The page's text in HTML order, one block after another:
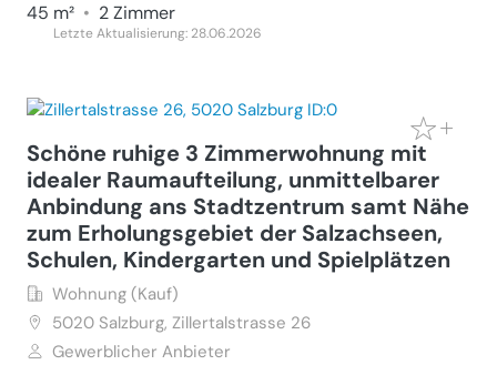
45 m² • 2 Zimmer
Letzte Aktualisierung: 28.06.2026
Schöne ruhige 3 Zimmerwohnung mit
idealer Raumaufteilung, unmittelbarer
Anbindung ans Stadtzentrum samt Nähe
zum Erholungsgebiet der Salzachseen,
Schulen, Kindergarten und Spielplätzen
Wohnung (Kauf)
5020 Salzburg, Zillertalstrasse 26
Gewerblicher Anbieter